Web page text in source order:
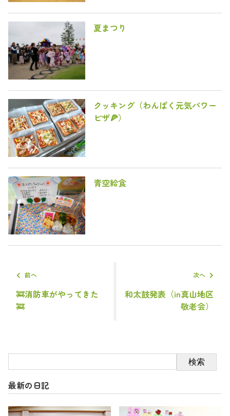
夏まつり
クッキング（わんぱく元気パワー
ピザ🍕）
青空給食
前へ
🚒消防車がやってきた
🚒
次へ
和太鼓発表（in真山地区
敬老会）
検索
最新の日記